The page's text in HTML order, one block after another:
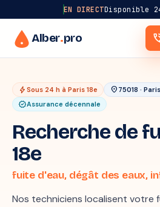
EN DIRECTDisponible
Alber.pro
bolt Sous 24 h à Paris 18e location_on 75018 · Paris
verifiedAssurance décennale
Recherche de
18e
fuite d'eau, dégât des eaux,
Nos techniciens localisent votre